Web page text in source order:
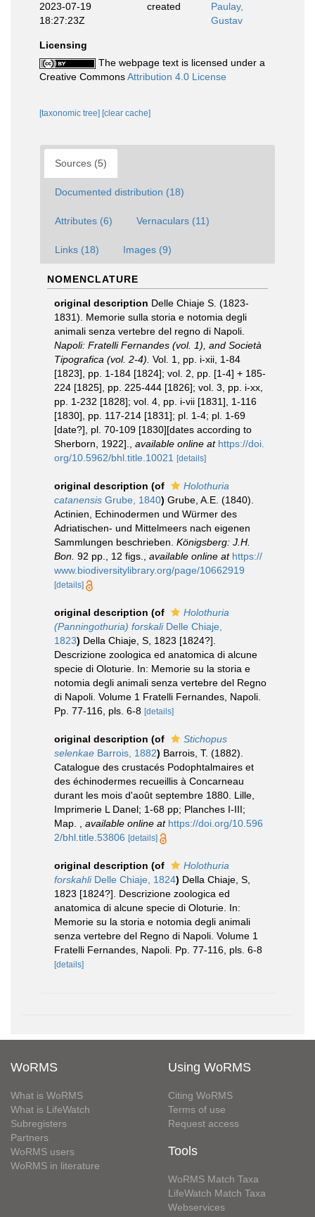
2023-07-19
18:27:23Z
created
Paulay,
Gustav
Licensing
The webpage text is licensed under a
Creative CommonsAttribution 4.0 License
[taxonomic tree] [clear cache]
Sources (5)
Documented distribution (18)
Attributes (6) Vernaculars (11)
Links (18) Images (9)
NOMENCLATURE
original description Delle Chiaje S. (1823-
1831). Memorie sulla storia e notomia degli
animali senza vertebre del regno di Napoli.
Napoli: Fratelli Fernandes (vol. 1), and Società
Tipografica (vol. 2-4). Vol. 1, pp. i-xii, 1-84
[1823], pp. 1-184 [1824]; vol. 2, pp. [1-4] + 185-
224 [1825], pp. 225-444 [1826]; vol. 3, pp. i-xx,
pp. 1-232 [1828]; vol. 4, pp. i-vii [1831], 1-116
[1830], pp. 117-214 [1831]; pl. 1-4; pl. 1-69
[date?], pl. 70-109 [1830][dates according to
Sherborn, 1922].
available online at https://doi.
org/10.5962/bhl.title.10021
[details]
original description (of
Holothuria
catanensis Grube, 1840) Grube, A.E. (1840).
Actinien, Echinodermen und Würmer des
Adriatischen- und Mittelmeers nach eigenen
Sammlungen beschrieben. Königsberg: J.H.
Bon. 92 pp., 12 figs. available online at https://
www.biodiversitylibrary.org/page/10662919
[details]
original description (of
Holothuria
(Panningothuria) forskaliDelle Chiaje,
1823) Della Chiaje, S, 1823 [1824?].
Descrizione zoologica ed anatomica di alcune
specie di Oloturie. In: Memorie su la storia e
notomia degli animali senza vertebre del Regno
di Napoli. Volume 1 Fratelli Fernandes, Napoli.
Pp. 77-116, pls. 6-8 [details]
original description (of
Stichopus
selenkae Barrois, 1882) Barrois, T. (1882).
Catalogue des crustacés Podophtalmaires et
des échinodermes recueillis à Concarneau
durant les mois d'août septembre 1880. Lille,
Imprimerie L Danel; 1-68 pp; Planches I-III;
Map.
available online at https://doi.org/10.596
2/bhl.title.53806 [details]
original description (of
Holothuria
forskahliDelle Chiaje, 1824) Della Chiaje, S,
1823 [1824?]. Descrizione zoologica ed
anatomica di alcune specie di Oloturie. In:
Memorie su la storia e notomia degli animali
senza vertebre del Regno di Napoli. Volume 1
Fratelli Fernandes, Napoli. Pp. 77-116, pls. 6-8
[details]
WoRMS
What is WoRMS
What is LifeWatch
Subregisters
Partners
WoRMS users
WoRMS in literature
Using WoRMS
Citing WoRMS
Terms of use
Request access
Tools
WoRMS Match Taxa
LifeWatch Match Taxa
Webservices